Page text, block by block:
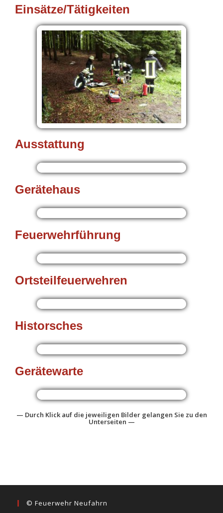
Einsätze/Tätigkeiten
Ausstattung
Gerätehaus
Feuerwehrführung
Ortsteilfeuerwehren
Historsches
Gerätewarte
— Durch Klick auf die jeweiligen Bilder gelangen Sie zu den
Unterseiten —
© Feuerwehr Neufahrn